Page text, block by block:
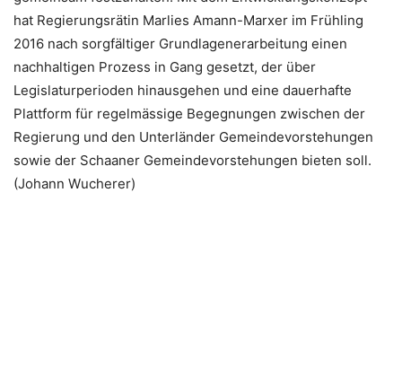
hat Regierungsrätin Marlies Amann-Marxer im Frühling
2016 nach sorgfältiger Grundlagenerarbeitung einen
nachhaltigen Prozess in Gang gesetzt, der über
Legislaturperioden hinausgehen und eine dauerhafte
Plattform für regelmässige Begegnungen zwischen der
Regierung und den Unterländer Gemeindevorstehungen
sowie der Schaaner Gemeindevorstehungen bieten soll.
(Johann Wucherer)